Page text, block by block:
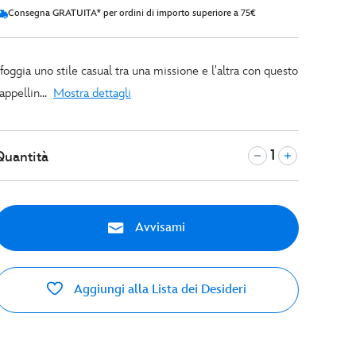
Consegna GRATUITA* per ordini di importo superiore a 75€
uno stile casual tra una missione e l'altra con questo
Mostra dettagli
Avvisami
Aggiungi alla Lista dei Desideri